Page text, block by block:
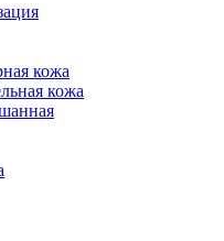
кожа
кожа